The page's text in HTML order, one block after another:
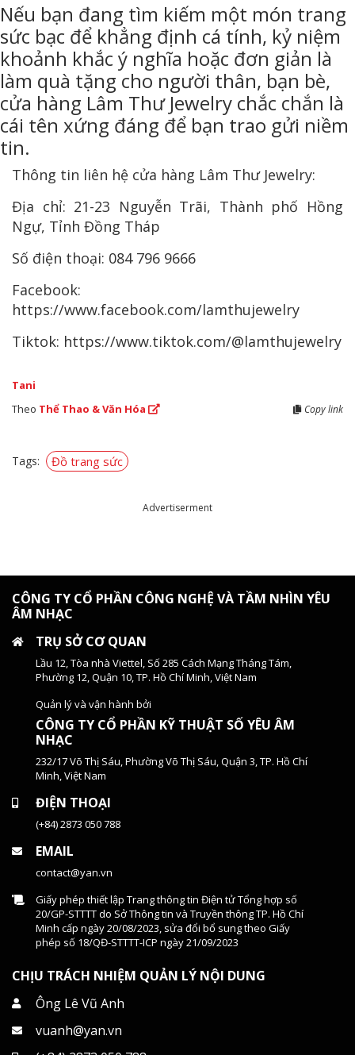
Nếu bạn đang tìm kiếm một món trang
sức bạc để khẳng định cá tính, kỷ niệm
khoảnh khắc ý nghĩa hoặc đơn giản là
làm quà tặng cho người thân, bạn bè,
cửa hàng Lâm Thư Jewelry chắc chắn là
cái tên xứng đáng để bạn trao gửi niềm
tin.
Thông tin liên hệ cửa hàng Lâm Thư Jewelry:
Địa chỉ: 21-23 Nguyễn Trãi, Thành phố Hồng
Ngự, Tỉnh Đồng Tháp
Số điện thoại: 084 796 9666
Facebook:
https://www.facebook.com/lamthujewelry
Tiktok: https://www.tiktok.com/@lamthujewelry
Tani
Theo Thể Thao & Văn Hóa Copy link
Tags: Đồ trang sức
Advertiserment
CÔNG TY CỔ PHẦN CÔNG NGHỆ VÀ TẦM NHÌN YÊU
ÂM NHẠC
TRỤ SỞ CƠ QUAN
Lầu 12, Tòa nhà Viettel, Số 285 Cách Mạng Tháng Tám,
Phường 12, Quận 10, TP. Hồ Chí Minh, Việt Nam
Quản lý và vận hành bởi
CÔNG TY CỔ PHẦN KỸ THUẬT SỐ YÊU ÂM
NHẠC
232/17 Võ Thị Sáu, Phường Võ Thị Sáu, Quận 3, TP. Hồ Chí
Minh, Việt Nam
ĐIỆN THOẠI
(+84) 2873 050 788
EMAIL
contact@yan.vn
Giấy phép thiết lập Trang thông tin Điện tử Tổng hợp số
20/GP-STTTT do Sở Thông tin và Truyền thông TP. Hồ Chí
Minh cấp ngày 20/08/2023, sửa đổi bổ sung theo Giấy
phép số 18/QĐ-STTTT-ICP ngày 21/09/2023
CHỊU TRÁCH NHIỆM QUẢN LÝ NỘI DUNG
Ông Lê Vũ Anh
vuanh@yan.vn